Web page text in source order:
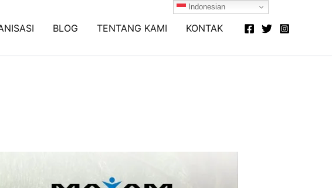
BLOG TENTANG KAMI KONTAK
Indonesian